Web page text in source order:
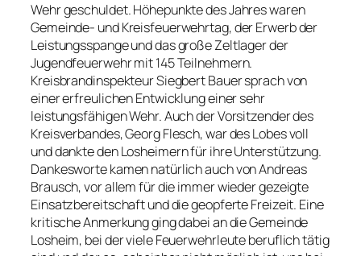
Wehr geschuldet. Höhepunkte des Jahres waren
Gemeinde- und Kreisfeuerwehrtag, der Erwerb der
Leistungsspange und das große Zeltlager der
Jugendfeuerwehr mit 145 Teilnehmern.
Kreisbrandinspekteur Siegbert Bauer sprach von
einer erfreulichen Entwicklung einer sehr
leistungsfähigen Wehr. Auch der Vorsitzender des
Kreisverbandes, Georg Flesch, war des Lobes voll
und dankte den Losheimern für ihre Unterstützung.
Dankesworte kamen natürlich auch von Andreas
Brausch, vor allem für die immer wieder gezeigte
Einsatzbereitschaft und die geopferte Freizeit. Eine
kritische Anmerkung ging dabei an die Gemeinde
Losheim, bei der viele Feuerwehrleute beruflich tätig